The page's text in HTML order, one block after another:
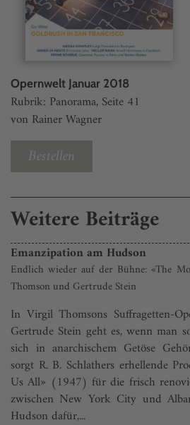
Opernwelt Januar 2018
Rubrik: Panorama, Seite 41
von Rainer Wagner
Bestellen
Weitere Beiträge
Emanzipation am Hudson
Endlich wieder auf der Bühne: «The
Thomson und Gertrude Stein
In Virgil Thomsons Suffragetten-
Gertrude Stein geht es, wenn man
sich in anarchischem Getöse
sorgt R. B. Schlathers erhellende
Us All» (1947) für die frisch
zwischen New York City und
Hudson dafür,...